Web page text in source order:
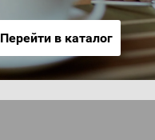
Перейти в каталог